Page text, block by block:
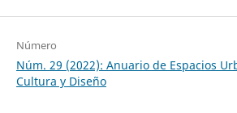
Número
Núm. 29 (2022): Anuario de Espacios
Cultura y Diseño